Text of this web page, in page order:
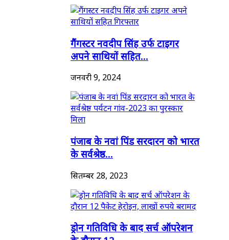
गैंगस्टर नवदीप सिंह उर्फ टाइगर
अपने साथियों सहित...
जनवरी 9, 2024
पंजाब के नवां पिंड सरदारन को भारत
के सर्वश्रेष्ठ...
सितम्बर 28, 2023
ड्रोन गतिविधि के बाद सर्च ऑपरेशन